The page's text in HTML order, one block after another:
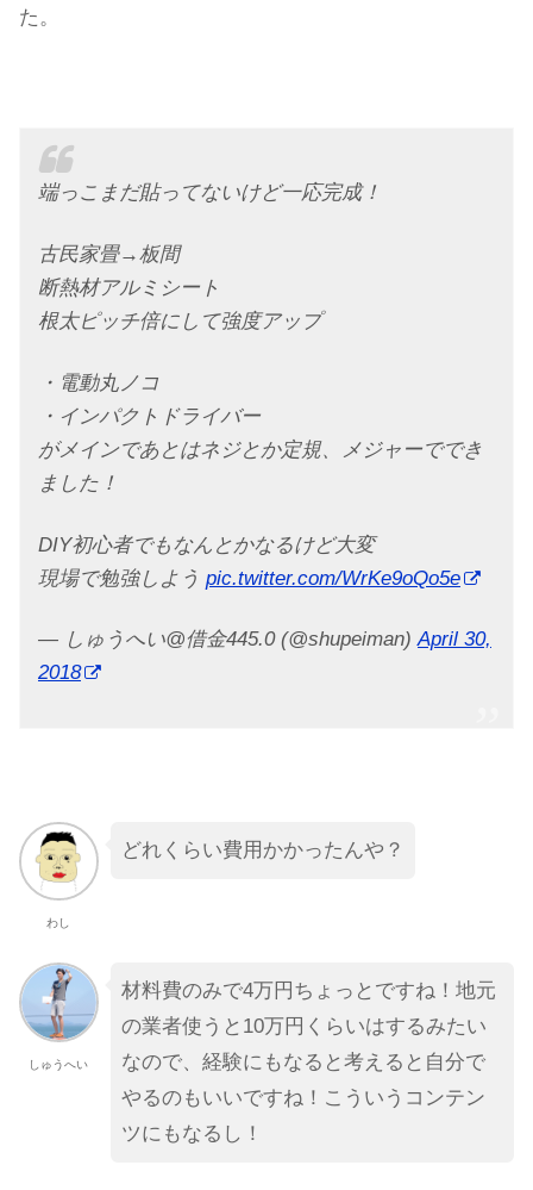
た。
端っこまだ貼ってないけど一応完成！
古民家畳→板間
断熱材アルミシート
根太ピッチ倍にして強度アップ
・電動丸ノコ
・インパクトドライバー
がメインであとはネジとか定規、メジャーででき
ました！
DIY初心者でもなんとかなるけど大変
現場で勉強しよう pic.twitter.com/WrKe9oQo5e
— しゅうへい@借金445.0 (@shupeiman)April 30,
2018
わし
どれくらい費用かかったんや？
しゅうへい
材料費のみで4万円ちょっとですね！地元
の業者使うと10万円くらいはするみたい
なので、経験にもなると考えると自分で
やるのもいいですね！こういうコンテン
ツにもなるし！